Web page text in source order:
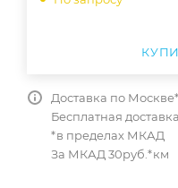
Доставка по
Бесплатная
*в пределах МКАД
За МКАД 30руб.*км